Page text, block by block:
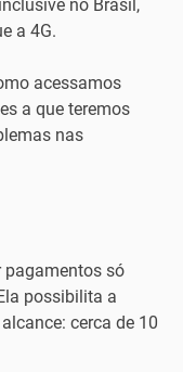
no Brasil,
a 4G.
acessamos
a que teremos
nas
pagamentos só
possibilita a
cerca de 10